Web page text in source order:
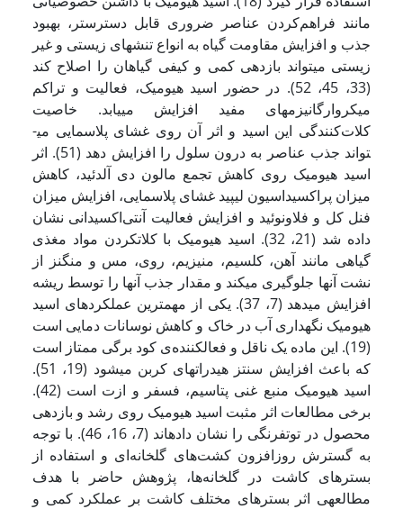
مانند فراهم‌کردن عناصر ضروری قابل دسترس­تر، بهبود
جذب و افزایش مقاومت گیاه به انواع تنش­های زیستی و غیر
زیستی می­تواند بازدهی کمی و کیفی گیاهان را اصلاح کند
(33، 45، 52). در حضور اسید هیومیک، فعالیت و تراکم
میکروارگانیزم­های مفید افزایش می­یابد. خاصیت
کلات‌کنندگی این اسید و اثر آن روی غشای پلاسمایی می­
تواند جذب عناصر به درون سلول را افزایش دهد (51). اثر
اسید هیومیک روی کاهش تجمع مالون دی آلدئید، کاهش
میزان پراکسیداسیون لیپید غشای پلاسمایی، افزایش میزان
فنل کل و فلاونوئید و افزایش فعالیت آنتی‌اکسیدانی نشان
داده شد (21، 32). اسید هیومیک با کلات­کردن مواد مغذی
گیاهی مانند آهن، کلسیم، منیزیم، روی، مس و منگنز از
نشت آنها جلوگیری می­کند و مقدار جذب آنها را توسط ریشه
افزایش می­دهد (7، 37). یکی از مهم­ترین عملکردهای اسید
هیومیک نگهداری آب در خاک و کاهش نوسانات دمایی است
(19). این ماده یک ناقل و فعال­کننده‌ی کود برگی ممتاز است
که باعث افزایش سنتز هیدرات­های کربن می­شود (19، 51).
اسید هیومیک منبع غنی پتاسیم، فسفر و ازت است (42).
برخی مطالعات اثر مثبت اسید هیومیک روی رشد و بازدهی
محصول در توت­فرنگی را نشان داده­اند (7، 16، 46). با
توجه
به گسترش روزافزون کشتهای گلخانهای و استفاده از
بسترهای کاشت در گلخانه‌ها، پژوهش حاضر با هدف
مطالعه­ی اثر بسترهای مختلف کاشت بر عملکرد کمی و